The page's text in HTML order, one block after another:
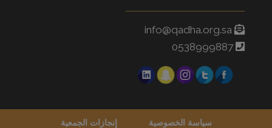
info@qadha.org.sa
0538999887
سياسة الخصوصية إنجازات الجمعية